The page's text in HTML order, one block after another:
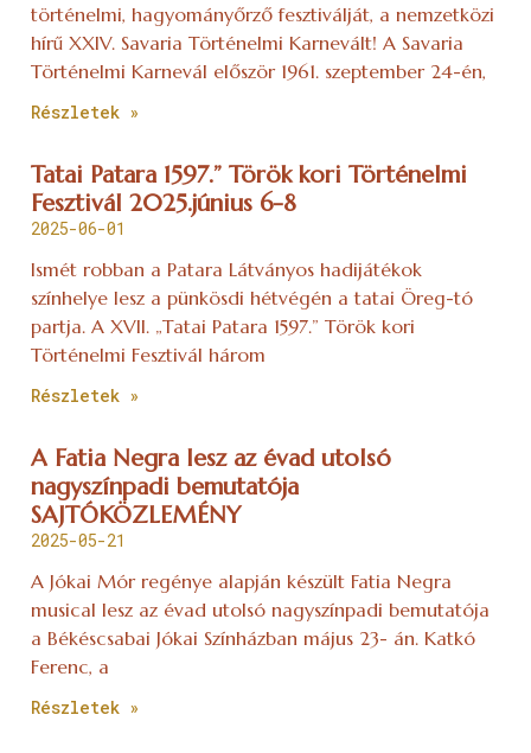
történelmi, hagyományőrző fesztiválját, a nemzetközi
hírű XXIV. Savaria Történelmi Karnevált! A Savaria
Történelmi Karnevál először 1961. szeptember 24-én,
Részletek »
Tatai Patara 1597.” Török kori Történelmi
Fesztivál 2025.június 6-8
2025-06-01
Ismét robban a Patara Látványos hadijátékok
színhelye lesz a pünkösdi hétvégén a tatai Öreg-tó
partja. A XVII. „Tatai Patara 1597.” Török kori
Történelmi Fesztivál három
Részletek »
A Fatia Negra lesz az évad utolsó
nagyszínpadi bemutatója
SAJTÓKÖZLEMÉNY
2025-05-21
A Jókai Mór regénye alapján készült Fatia Negra
musical lesz az évad utolsó nagyszínpadi bemutatója
a Békéscsabai Jókai Színházban május 23- án. Katkó
Ferenc, a
Részletek »